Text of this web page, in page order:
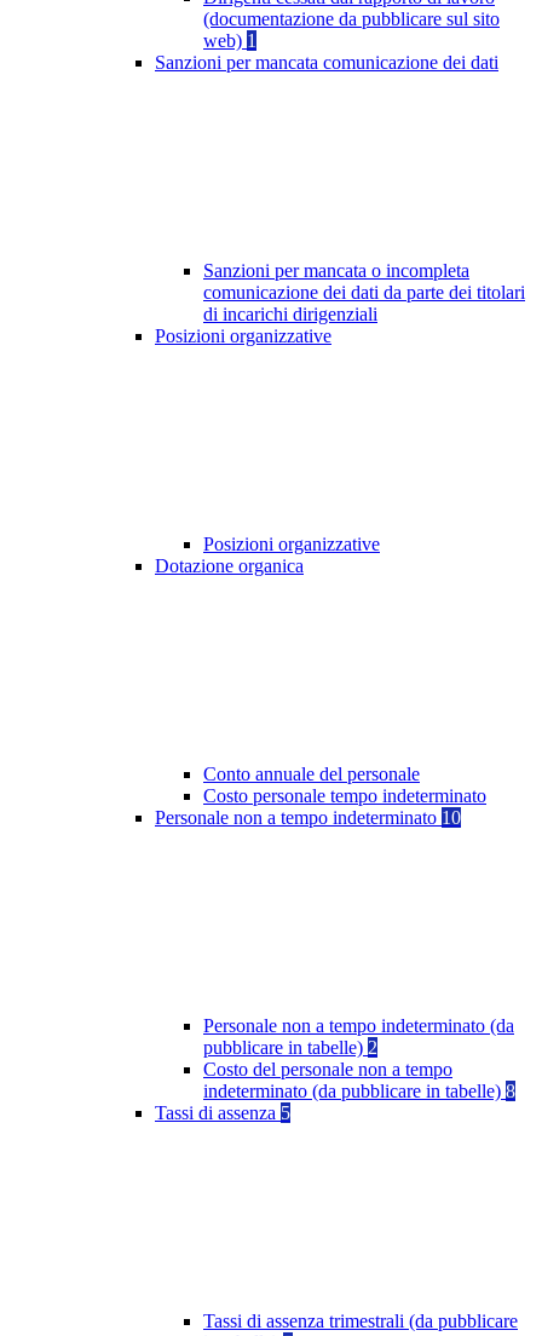
(documentazione da pubblicare sul sito
web) 1
Sanzioni per mancata comunicazione dei dati
Sanzioni per mancata o incompleta
comunicazione dei dati da parte dei titolari
di incarichi dirigenziali
Posizioni organizzative
Posizioni organizzative
Dotazione organica
Conto annuale del personale
Costo personale tempo indeterminato
Personale non a tempo indeterminato 10
Personale non a tempo indeterminato (da
pubblicare in tabelle) 2
Costo del personale non a tempo
indeterminato (da pubblicare in tabelle) 8
Tassi di assenza 5
Tassi di assenza trimestrali (da pubblicare